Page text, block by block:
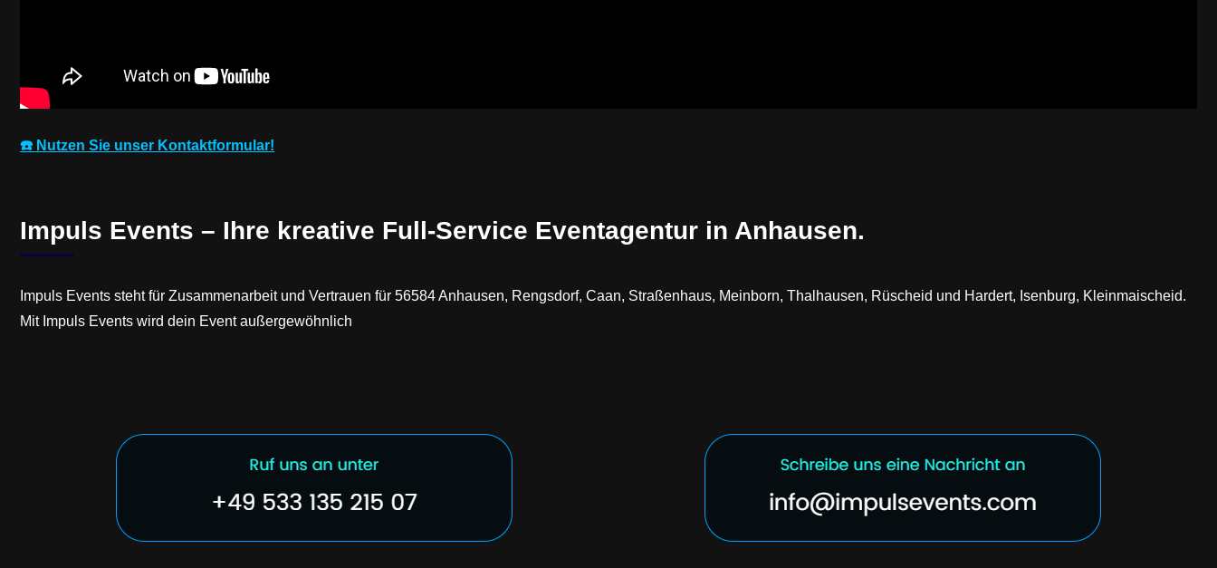
☎️ Nutzen Sie unser Kontaktformular!
Impuls Events – Ihre kreative Full-Service Eventagentur in Anhausen.
Impuls Events steht für Zusammenarbeit und Vertrauen für 56584 Anhausen, Rengsdorf, Caan, Straßenhaus, Meinborn, Thalhausen, Rüscheid und Hardert, Isenburg, Kleinmaischeid.
Mit Impuls Events wird dein Event außergewöhnlich